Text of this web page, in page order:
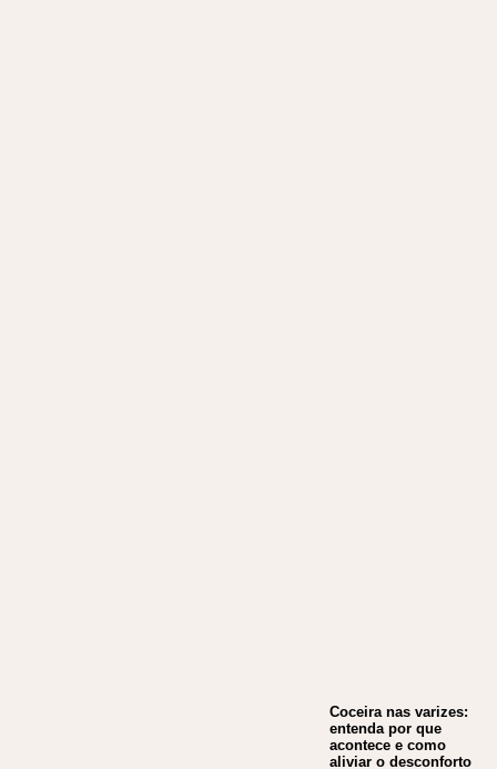
Coceira nas varizes:
entenda por que
acontece e como
aliviar o desconforto